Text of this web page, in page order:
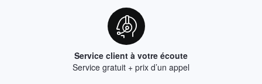
Service client à votre écoute
Service gratuit + prix d’un appel